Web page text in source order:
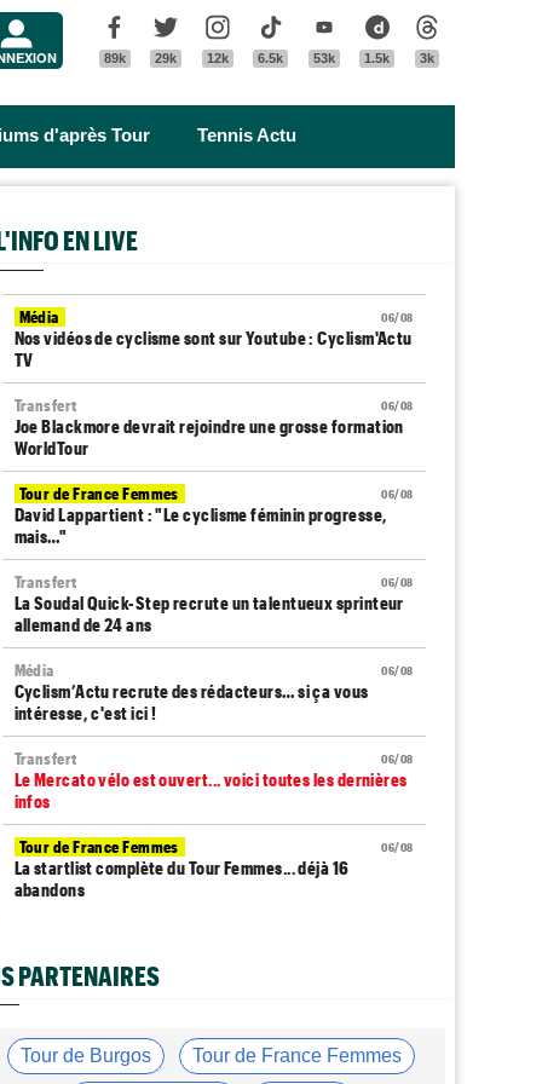
Facebook
89k
Twitter
29k
Instagram
12k
Tik Tok
6.5k
Youtube
53k
Dailymotion
1.5k 3k
d'après Tour Tennis Actu
EN LIVE
06/08
Média
Nos vidéos de cyclisme sont sur Youtube : Cyclism'Actu
TV
06/08
Transfert
Joe Blackmore devrait rejoindre une grosse formation
WorldTour
06/08
Tour de France Femmes
David Lappartient : "Le cyclisme féminin progresse,
mais…"
06/08
Transfert
La Soudal Quick-Step recrute un talentueux sprinteur
allemand de 24 ans
06/08
Média
Cyclism’Actu recrute des rédacteurs… si ça vous
intéresse, c'est ici !
06/08
Transfert
Le Mercato vélo est ouvert... voici toutes les dernières
infos
06/08
Tour de France Femmes
La startlist complète du Tour Femmes... déjà 16
abandons
profil…
La surprise Francisco Campos remporte la 1ère étape
PARTENAIRES
Tour de Burgos Tour de France Femmes